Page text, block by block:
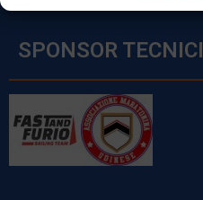
SPONSOR TECNICI